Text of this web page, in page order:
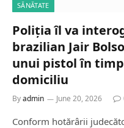
SĂNĂTATE
Poliția îl va
brazilian Jair
unui pistol în
domiciliu
Byadmin June 20, 2026
Conform hotărârii